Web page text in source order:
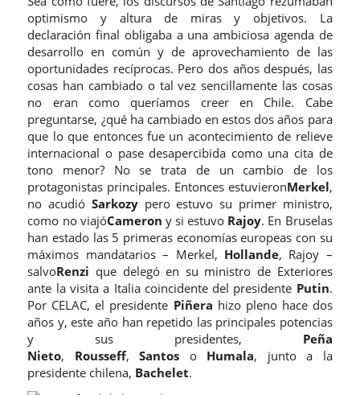
optimismo y altura de miras y objetivos. La
declaración final obligaba a una ambiciosa agenda de
desarrollo en común y de aprovechamiento de las
oportunidades recíprocas. Pero dos años después, las
cosas han cambiado o tal vez sencillamente las cosas
no eran como queríamos creer en Chile. Cabe
preguntarse, ¿qué ha cambiado en estos dos años para
que lo que entonces fue un acontecimiento de relieve
internacional o pase desapercibida como una cita de
tono menor? No se trata de un cambio de los
protagonistas principales. Entonces estuvieronMerkel,
no acudió Sarkozypero estuvo su primer ministro,
como no viajóCameron y si estuvo Rajoy. En Bruselas
han estado las 5 primeras economías europeas con su
máximos mandatarios – Merkel, Hollande, Rajoy –
salvoRenzi que delegó en su ministro de Exteriores
ante la visita a Italia coincidente del presidente Putin.
Por CELAC, el presidente Piñera hizo pleno hace dos
años y, este año han repetido las principales potencias
y sus presidentes, Peña
Nieto, Rousseff,Santos o Humala, junto a la
presidente chilena, Bachelet.